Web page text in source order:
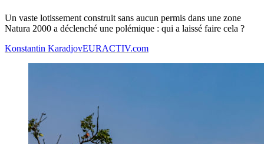
Un vaste lotissement construit sans aucun permis dans une zone
Natura 2000 a déclenché une polémique : qui a laissé faire cela ?
Konstantin KaradjovEURACTIV.com